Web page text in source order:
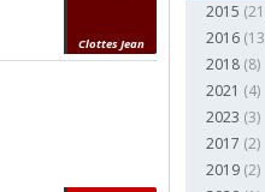
Clottes Jean
2015
2016
2018 (8)
2021 (4)
2023 (3)
2017 (2)
2019 (2)